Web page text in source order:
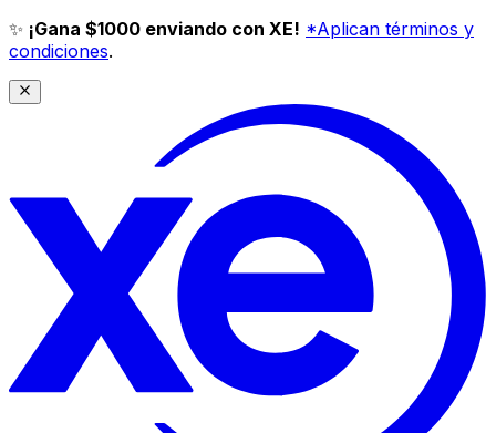
✨ ¡Gana $1000 enviando con XE! *Aplican términos y
condiciones.